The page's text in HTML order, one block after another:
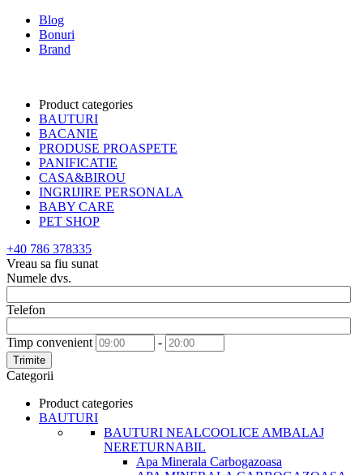
Blog
Bonuri
Brand
Product categories
BAUTURI
BACANIE
PRODUSE PROASPETE
PANIFICATIE
CASA&BIROU
INGRIJIRE PERSONALA
BABY CARE
PET SHOP
+40 786 378335
Vreau sa fiu sunat
Numele dvs.
Telefon
Timp convenient -
Trimite
Categorii
Product categories
BAUTURI
BAUTURI NEALCOOLICE AMBALAJ
NERETURNABIL
Apa Minerala Carbogazoasa